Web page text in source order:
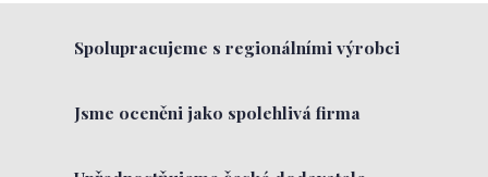
Spolupracujeme s regionálními výrobci
Jsme oceněni jako spolehlivá firma